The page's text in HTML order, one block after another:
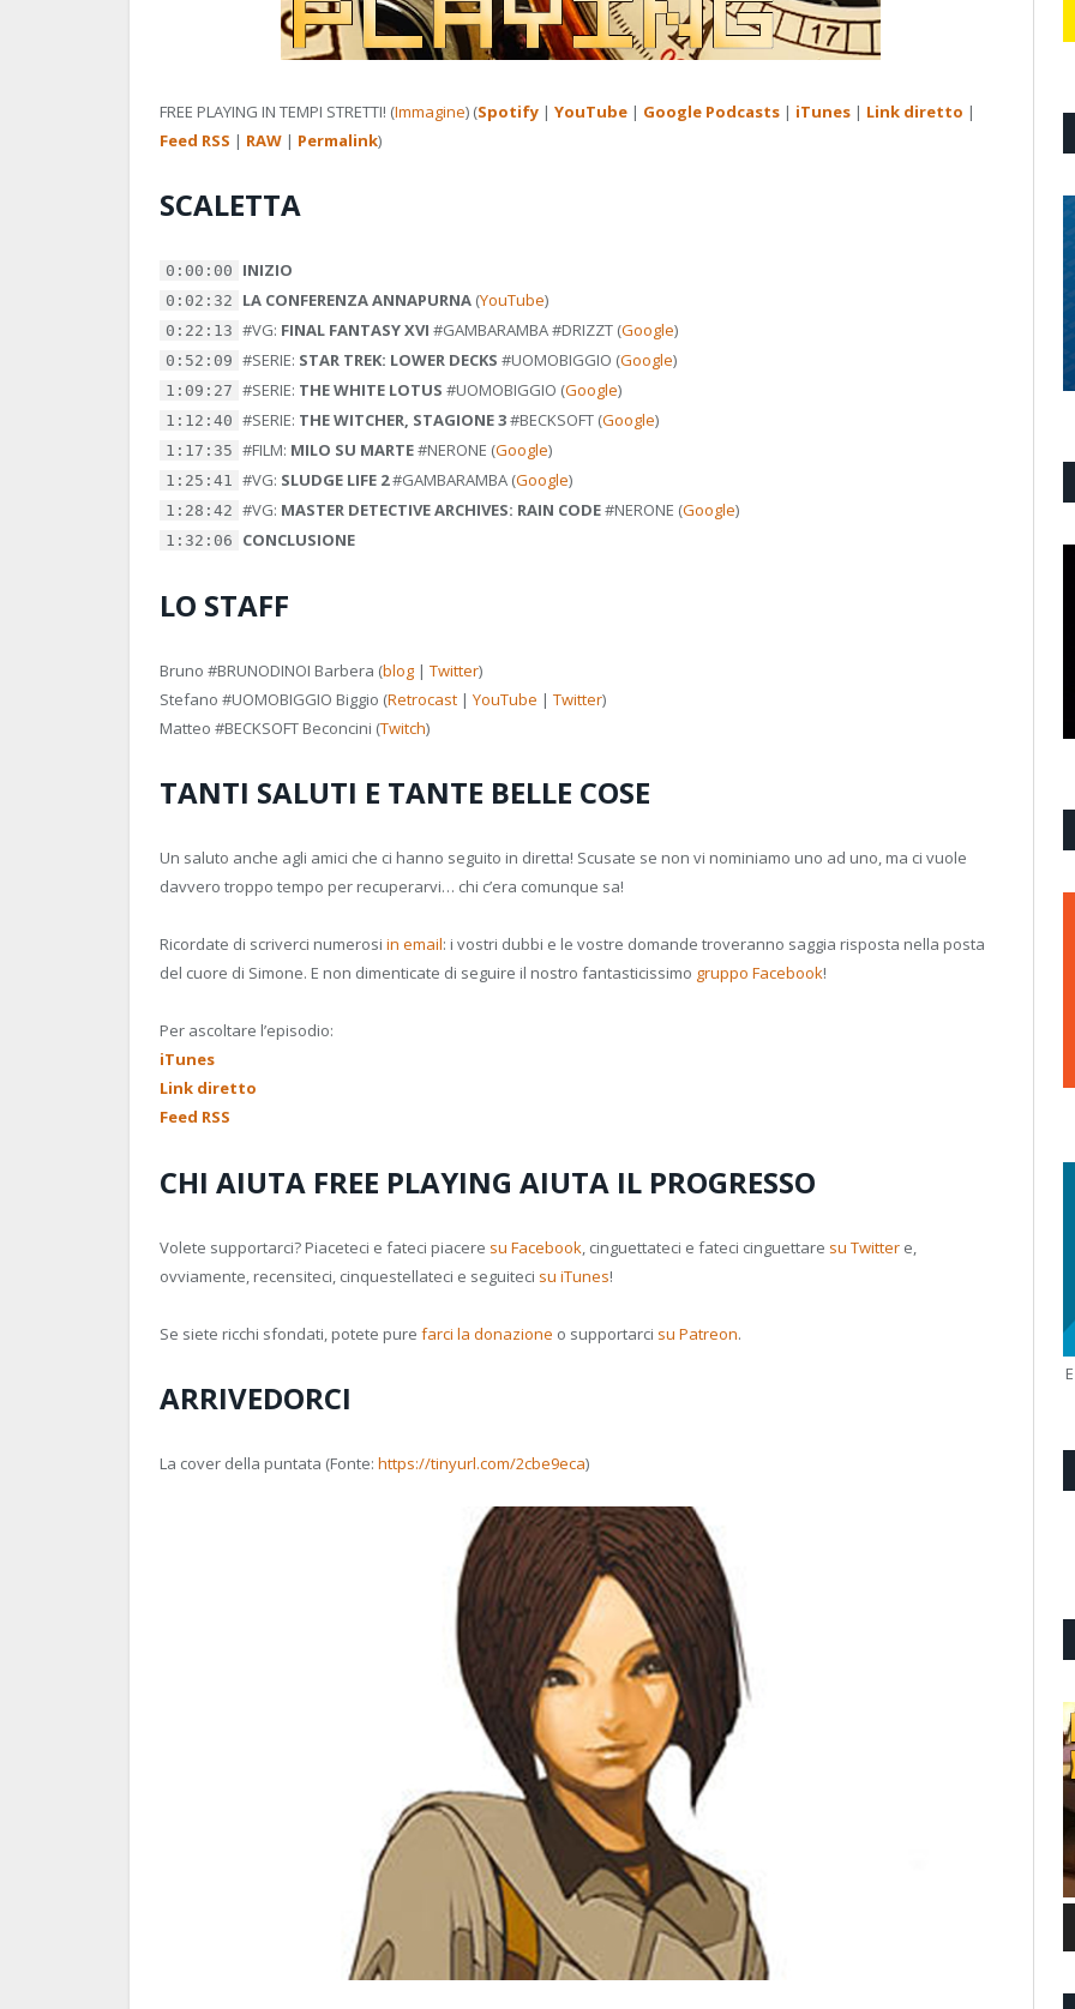
FREE PLAYING IN TEMPI STRETTI! (Immagine) (Spotify | YouTube | Google Podcasts | iTunes | Link diretto |
Feed RSS | RAW | Permalink)
SCALETTA
0:00:00 INIZIO
0:02:32 LA CONFERENZA ANNAPURNA (YouTube)
0:22:13 #VG: FINAL FANTASY XVI #GAMBARAMBA#DRIZZT (Google)
0:52:09 #SERIE: STAR TREK: LOWER DECKS #UOMOBIGGIO (Google)
1:09:27 #SERIE: THE WHITE LOTUS #UOMOBIGGIO (Google)
1:12:40 #SERIE: THE WITCHER, STAGIONE 3#BECKSOFT (Google)
1:17:35 #FILM: MILO SU MARTE#NERONE (Google)
1:25:41 #VG: SLUDGE LIFE 2#GAMBARAMBA (Google)
1:28:42 #VG: MASTER DETECTIVE ARCHIVES: RAIN CODE#NERONE (Google)
1:32:06 CONCLUSIONE
LO STAFF
Bruno #BRUNODINOI Barbera (blog | Twitter)
Stefano #UOMOBIGGIO Biggio (Retrocast | YouTube | Twitter)
Matteo #BECKSOFT Beconcini (Twitch)
TANTI SALUTI E TANTE BELLE COSE
Un saluto anche agli amici che ci hanno seguito in diretta! Scusate se non vi nominiamo uno ad uno, ma ci vuole
davvero troppo tempo per recuperarvi… chi c’era comunque sa!
Ricordate di scriverci numerosi in email: i vostri dubbi e le vostre domande troveranno saggia risposta nella posta
del cuore di Simone. E non dimenticate di seguire il nostro fantasticissimo gruppo Facebook!
Per ascoltare l’episodio:
iTunes
Link diretto
Feed RSS
CHI AIUTA FREE PLAYING AIUTA IL PROGRESSO
Volete supportarci? Piaceteci e fateci piacere su Facebook , cinguettateci e fateci cinguettare su Twitter e,
ovviamente, recensiteci, cinquestellateci e seguiteci su iTunes!
Se siete ricchi sfondati, potete pure farci la donazione o supportarci su Patreon.
ARRIVEDORCI
La cover della puntata (Fonte: https://tinyurl.com/2cbe9eca)
E